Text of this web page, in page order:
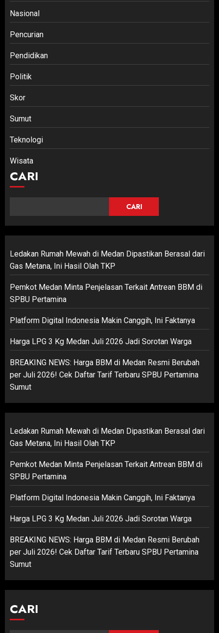
Nasional
Pencurian
Pendidikan
Politik
Skor
Sumut
Teknologi
Wisata
CARI
CARI
Ledakan Rumah Mewah di Medan Dipastikan Berasal dari
Gas Metana, Ini Hasil Olah TKP
Pemkot Medan Minta Penjelasan Terkait Antrean BBM di
SPBU Pertamina
Platform Digital Indonesia Makin Canggih, Ini Faktanya
Harga LPG 3 Kg Medan Juli 2026 Jadi Sorotan Warga
BREAKING NEWS: Harga BBM di Medan Resmi Berubah
per Juli 2026! Cek Daftar Tarif Terbaru SPBU Pertamina
Sumut
Ledakan Rumah Mewah di Medan Dipastikan Berasal dari
Gas Metana, Ini Hasil Olah TKP
Pemkot Medan Minta Penjelasan Terkait Antrean BBM di
SPBU Pertamina
Platform Digital Indonesia Makin Canggih, Ini Faktanya
Harga LPG 3 Kg Medan Juli 2026 Jadi Sorotan Warga
BREAKING NEWS: Harga BBM di Medan Resmi Berubah
per Juli 2026! Cek Daftar Tarif Terbaru SPBU Pertamina
Sumut
CARI